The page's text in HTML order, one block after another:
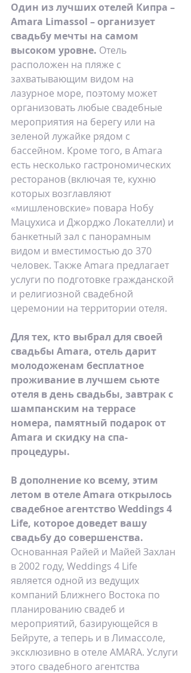
Один из лучших отелей Кипра –
Amara Limassol – организует
свадьбу мечты на самом
высоком уровне. Отель
расположен на пляже с
захватывающим видом на
лазурное море, поэтому может
организовать любые свадебные
мероприятия на берегу или на
зеленой лужайке рядом с
бассейном. Кроме того, в Amara
есть несколько гастрономических
ресторанов (включая те, кухню
которых возглавляют
«мишленовские» повара Нобу
Мацухиса и Джорджо Локателли) и
банкетный зал с панорамным
видом и вместимостью до 370
человек. Также Amara предлагает
услуги по подготовке гражданской
и религиозной свадебной
церемонии на территории отеля.
Для тех, кто выбрал для своей
свадьбы Amara, отель дарит
молодоженам бесплатное
проживание в лучшем сьюте
отеля в день свадьбы, завтрак с
шампанским на террасе
номера, памятный подарок от
Amara и скидку на спа-
процедуры.
В дополнение ко всему, этим
летом в отеле Amara открылось
свадебное агентство Weddings 4
Life, которое доведет вашу
свадьбу до совершенства.
Основанная Райей и Майей Захлан
в 2002 году, Weddings 4 Life
является одной из ведущих
компаний Ближнего Востока по
планированию свадеб и
мероприятий, базирующейся в
Бейруте, а теперь и в Лимассоле,
эксклюзивно в отеле AMARA. Услуги
этого свадебного агентства